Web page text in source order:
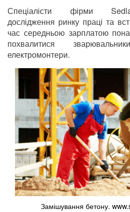
Спеціалісти фірми
дослідження ринку праці та
час середньою зарплатою
похвалитися
електромонтери.
Замішування бетону.